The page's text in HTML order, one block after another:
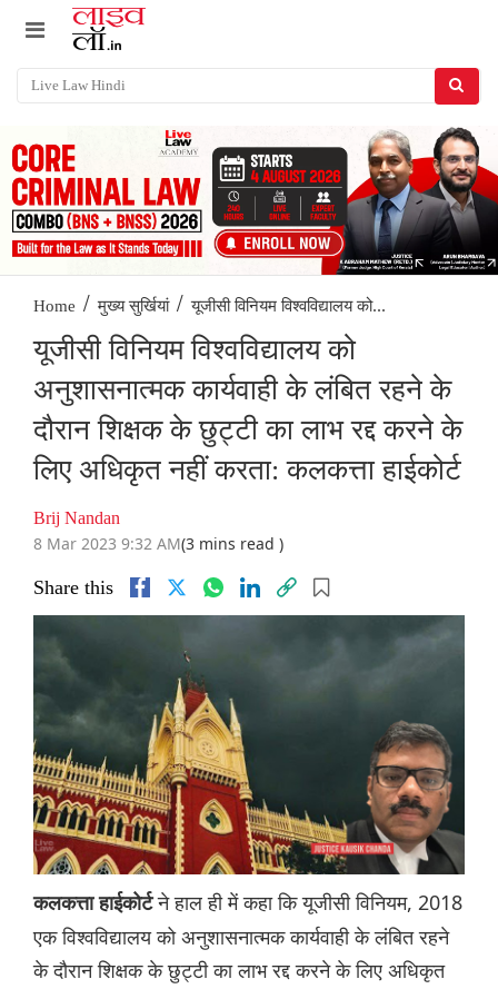
Home / मुख्य सुर्खियां / यूजीसी विनियम विश्वविद्यालय को...
यूजीसी विनियम विश्वविद्यालय को
अनुशासनात्मक कार्यवाही के लंबित रहने के
दौरान शिक्षक के छुट्टी का लाभ रद्द करने के
लिए अधिकृत नहीं करता: कलकत्ता हाईकोर्ट
Brij Nandan
8 Mar 2023 9:32 AM(3 mins read )
Share this
कलकत्ता हाईकोर्टने हाल ही में कहा कि यूजीसी विनियम, 2018
एक विश्वविद्यालय को अनुशासनात्मक कार्यवाही के लंबित रहने
के दौरान शिक्षक के छुट्टी का लाभ रद्द करने के लिए अधिकृत